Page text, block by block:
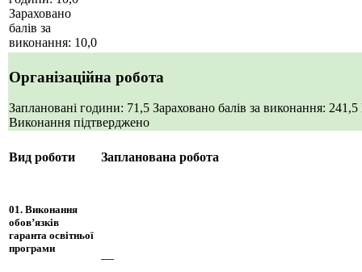
Зараховано
балів за
виконання: 10,0
Організаційна робота
Заплановані години: 71,5 Зараховано балів за виконання: 241,5
Виконання підтверджено
Вид роботи Запланована робота
01. Виконання
обов’язків
гаранта освітньої
програми
—